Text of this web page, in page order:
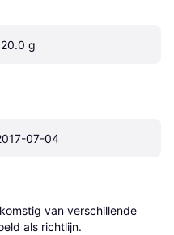
g
07-04
van verschillende
als richtlijn.